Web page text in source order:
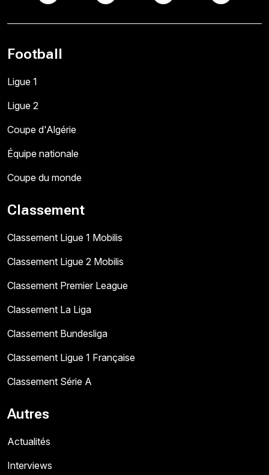
Football
Ligue 1
Ligue 2
Coupe d'Algérie
Équipe nationale
Coupe du monde
Classement
Classement Ligue 1 Mobilis
Classement Ligue 2 Mobilis
Classement Premier League
Classement La Liga
Classement Bundesliga
Classement Ligue 1 Française
Classement Série A
Autres
Actualités
Interviews